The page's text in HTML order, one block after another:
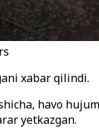
xabar qilindi.
havo
yetkazgan.